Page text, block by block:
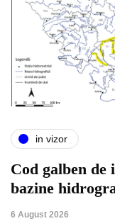
in vizor
Cod galben
bazine
6 August 2026